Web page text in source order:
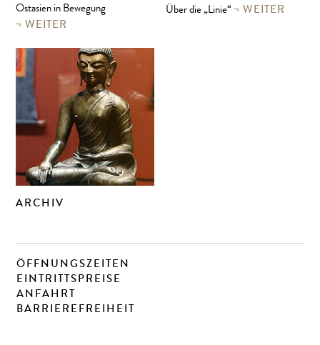
Ostasien in Bewegung
WEITER
Über die „Linie“ WEITER
ARCHIV
ÖFFNUNGSZEITEN
EINTRITTSPREISE
ANFAHRT
BARRIEREFREIHEIT